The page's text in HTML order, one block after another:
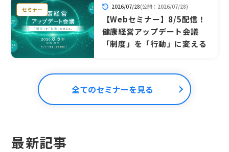
フェテリアプランとは～
セミナー 2026/07/28(公開：2026/07/28)
【Webセミナー】8/5配信！
健康経営アップデート会議
「制度」を「行動」に変える
全てのセミナーを見る
最新記事